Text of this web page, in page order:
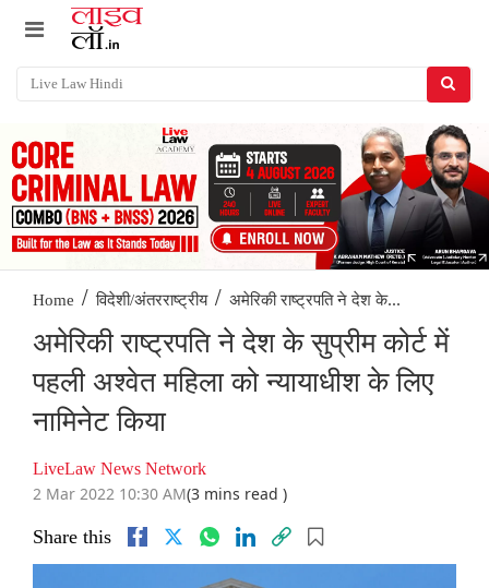
Home / विदेशी/अंतरराष्ट्रीय / अमेरिकी राष्ट्रपति ने देश के...
अमेरिकी राष्ट्रपति ने देश के सुप्रीम कोर्ट में
पहली अश्वेत महिला को न्यायाधीश के लिए
नामिनेट किया
LiveLaw News Network
2 Mar 2022 10:30 AM(3 mins read )
Share this